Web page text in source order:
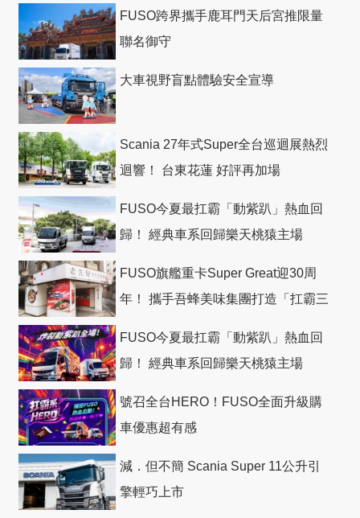
FUSO跨界攜手鹿耳門天后宮推限量
聯名御守
大車視野盲點體驗安全宣導
Scania 27年式Super全台巡迴展熱烈
迴響！ 台東花蓮 好評再加場
FUSO今夏最扛霸「動紫趴」熱血回
歸！ 經典車系回歸樂天桃猿主場
FUSO旗艦重卡Super Great迎30周
年！ 攜手吾蜂美味集團打造「扛霸三
FUSO今夏最扛霸「動紫趴」熱血回
歸！ 經典車系回歸樂天桃猿主場
號召全台HERO！FUSO全面升級購
車優惠超有感
減．但不簡 Scania Super 11公升引
擎輕巧上市